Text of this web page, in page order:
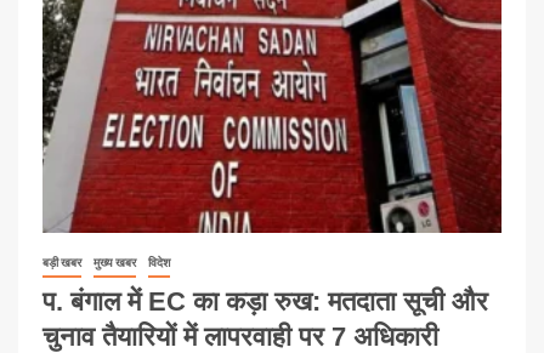
बड़ी खबर मुख्य खबर विदेश
प. बंगाल में EC का कड़ा रुख: मतदाता सूची और
चुनाव तैयारियों में लापरवाही पर 7 अधिकारी